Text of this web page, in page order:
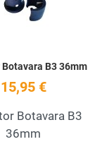
B3 36mm
15,95 €
Botavara B3
36mm